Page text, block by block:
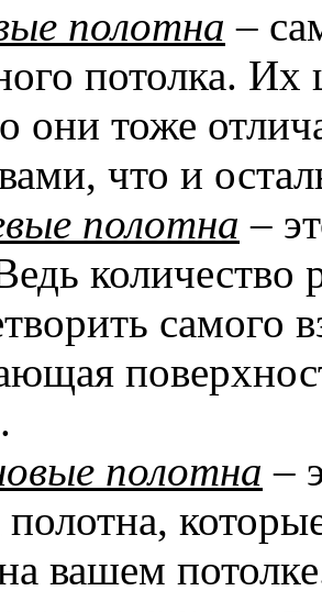
полотна –
потолка. Их
они тоже
что и
полотна –
количество
самого
полотна –
полотна,
вашем